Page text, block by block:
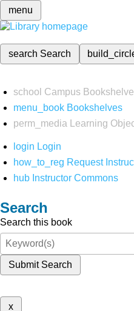
menu
search Search
school Campus
menu_book Bookshelves
perm_media
Learning
login Login
how_to_reg Request
hub Instructor Commons
Search
Search this book
Submit Search
x